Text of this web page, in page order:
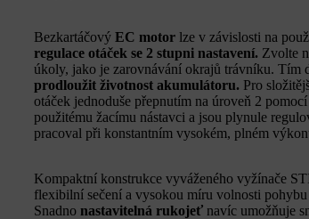
Bezkartáčový EC motor lze v závislosti na
regulace otáček se 2 stupni nastavení. Zvolte
úkoly, jako je zarovnávání okrajů trávníku. Tím
prodloužit životnost akumulátoru. Pro
otáček jednoduše přepnutím na úroveň 2
použitému žacímu nástavci a jsou plynule
pracoval při konstantním vysokém, plném
Kompaktní konstrukce vyváženého vyžínače
flexibilní sečení a vysokou míru volnosti
Snadno nastavitelná rukojeť navíc umožňuje